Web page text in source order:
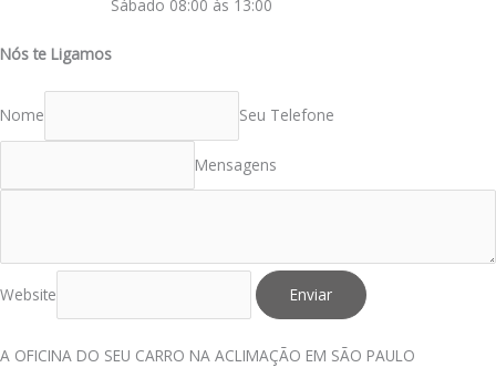
Sábado 08:00 às 13:00
Nós te Ligamos
Nome Seu Telefone
Mensagens
Website Enviar
A OFICINA DO SEU CARRO NA ACLIMAÇÃO EM SÃO PAULO